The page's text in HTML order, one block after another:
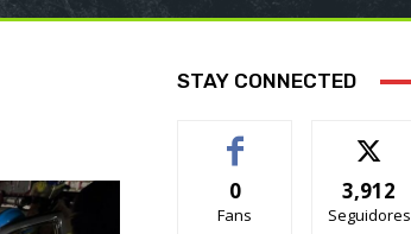
STAY CONNECTED
0
Fans
3,912
Seguidores